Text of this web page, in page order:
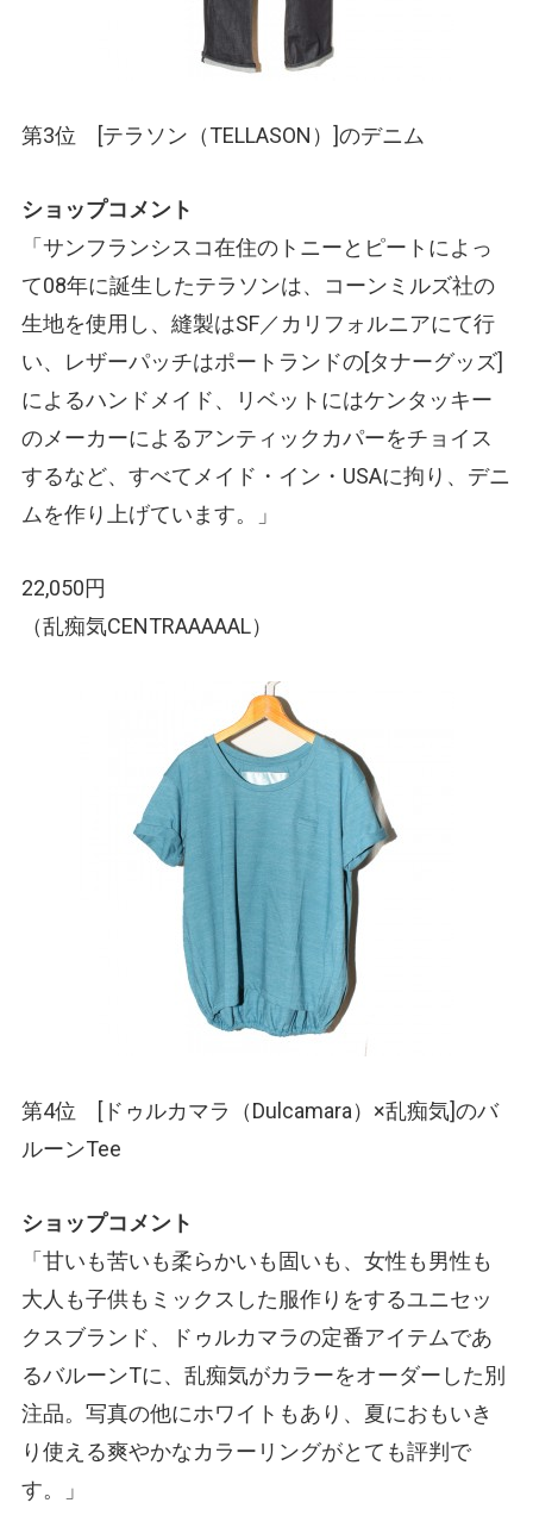
第3位 [テラソン （TELLASON） ]のデニム
ショップコメント
「サンフランシスコ在住のトニーとピートによっ
て08年に誕生したテラソンは、コーンミルズ社の
生地を使用し、縫製はSF／カリフォルニアにて行
い、レザーパッチはポートランドの[タナーグッズ]
によるハンドメイド、リベットにはケンタッキー
のメーカーによるアンティックカパーをチョイス
するなど、すべてメイド・イン・USAに拘り、デニ
ムを作り上げています。」
22,050円
（乱痴気CENTRAAAAAL）
第4位 [ドゥルカマラ （Dulcamara） ×乱痴気]のバ
ルーンTee
ショップコメント
「甘いも苦いも柔らかいも固いも、女性も男性も
大人も子供もミックスした服作りをするユニセッ
クスブランド、ドゥルカマラの定番アイテムであ
るバルーンTに、乱痴気がカラーをオーダーした別
注品。写真の他にホワイトもあり、夏におもいき
り使える爽やかなカラーリングがとても評判で
す。」